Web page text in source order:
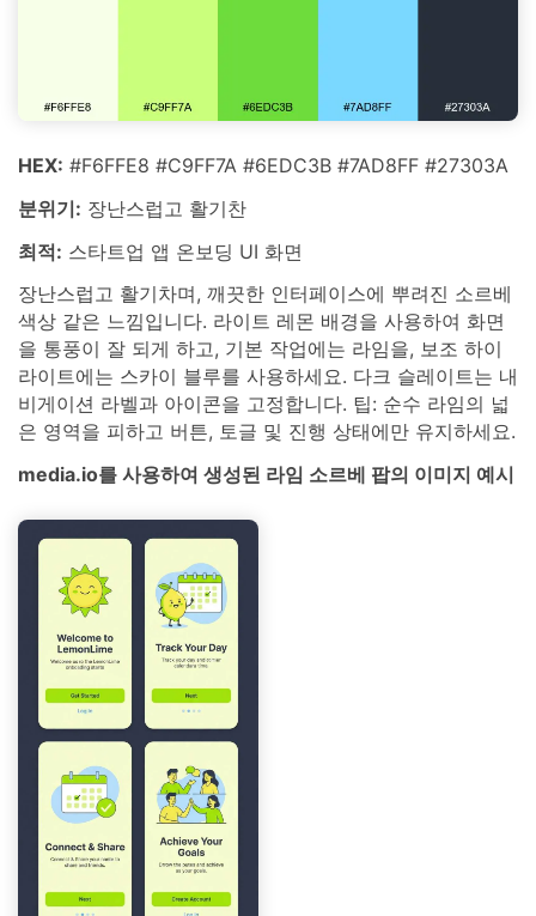
HEX: #F6FFE8 #C9FF7A #6EDC3B #7AD8FF #27303A
분위기: 장난스럽고 활기찬
최적: 스타트업 앱 온보딩 UI 화면
장난스럽고 활기차며, 깨끗한 인터페이스에 뿌려진 소르베
색상 같은 느낌입니다. 라이트 레몬 배경을 사용하여 화면
을 통풍이 잘 되게 하고, 기본 작업에는 라임을, 보조 하이
라이트에는 스카이 블루를 사용하세요. 다크 슬레이트는 내
비게이션 라벨과 아이콘을 고정합니다. 팁: 순수 라임의 넓
은 영역을 피하고 버튼, 토글 및 진행 상태에만 유지하세요.
media.io를 사용하여 생성된 라임 소르베 팝의 이미지 예시